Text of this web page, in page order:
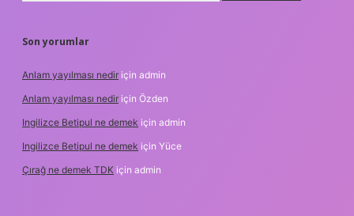
Son yorumlar
Anlam yayılması nedir için admin
Anlam yayılması nedir için Özden
Ingilizce Betipul ne demek için admin
Ingilizce Betipul ne demek için Yüce
Çırağ ne demek TDK için admin